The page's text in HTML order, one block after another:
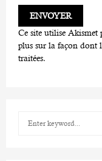
Ce site utilise Akismet
plus sur la façon dont
traitées.